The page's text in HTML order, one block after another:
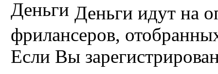
Деньги идут на
фрилансеров,
Если Вы